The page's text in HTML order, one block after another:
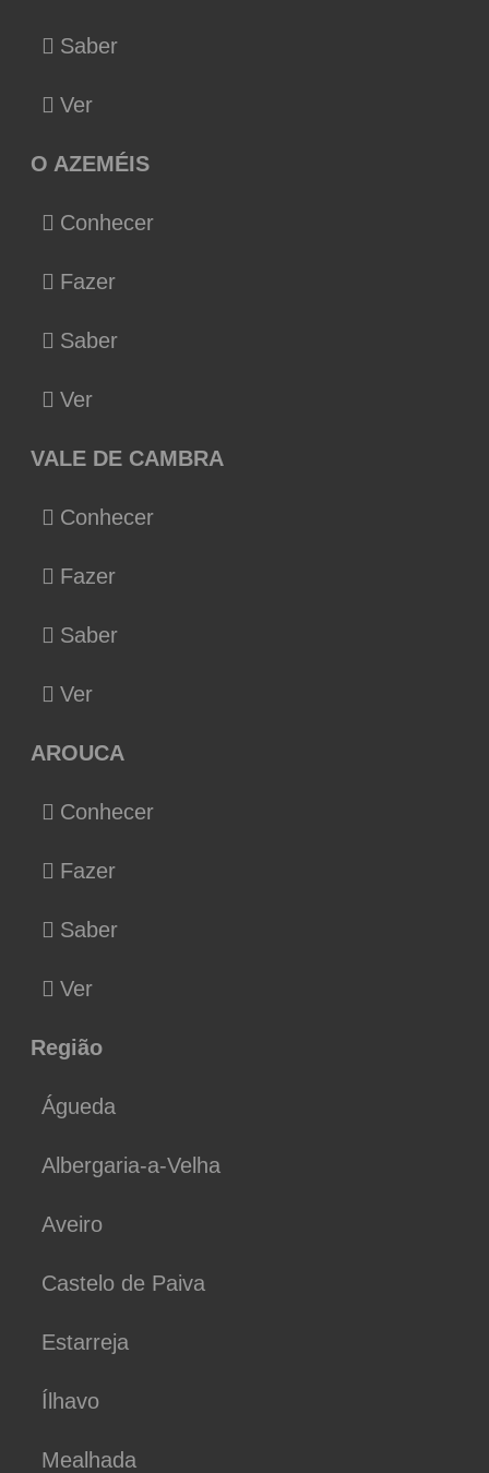
Saber
Ver
O AZEMÉIS
Conhecer
Fazer
Saber
Ver
VALE DE CAMBRA
Conhecer
Fazer
Saber
Ver
AROUCA
Conhecer
Fazer
Saber
Ver
Região
Águeda
Albergaria-a-Velha
Aveiro
Castelo de Paiva
Estarreja
Ílhavo
Mealhada